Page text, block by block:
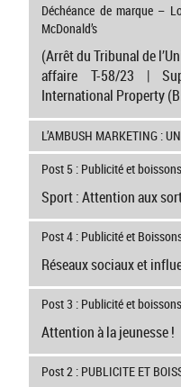
Déchéance de marque –
McDonald’s
(Arrêt du Tribunal de
affaire T-58/23 |
International Property
L’AMBUSH MARKETING :
Post 5 : Publicité et
Sport : Attention aux
Post 4 : Publicité et
Réseaux sociaux et
Post 3 : Publicité et
Attention à la jeunesse !
Post 2 : PUBLICITE ET